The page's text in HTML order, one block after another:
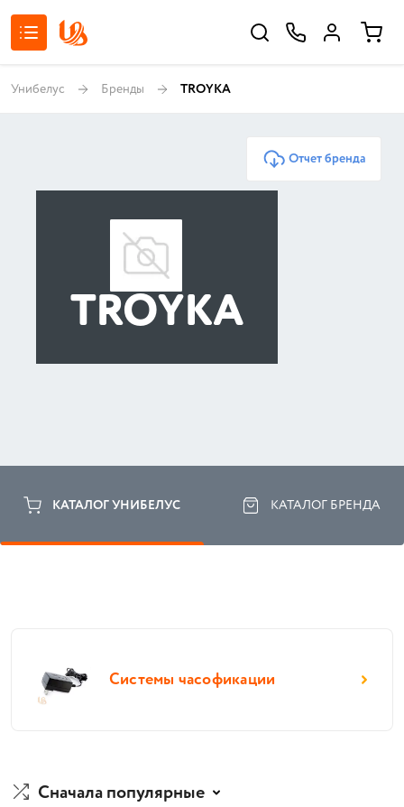
Унибелус Бренды TROYKA
Отчет бренда
TROYKA
КАТАЛОГ УНИБЕЛУС КАТАЛОГ БРЕНДА
Системы часофикации
Сначала популярные